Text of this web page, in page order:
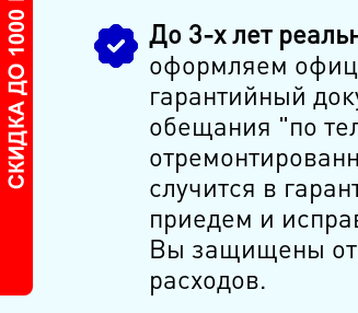
До 3-х лет
оформляем
гарантийный
обещания "по
случится в
приедем и
Вы защищены от
расходов.